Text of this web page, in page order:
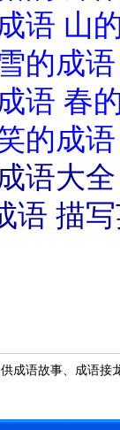
语 山
的成语
语 春
的成语
语大全
语 描
成语故事、成语接